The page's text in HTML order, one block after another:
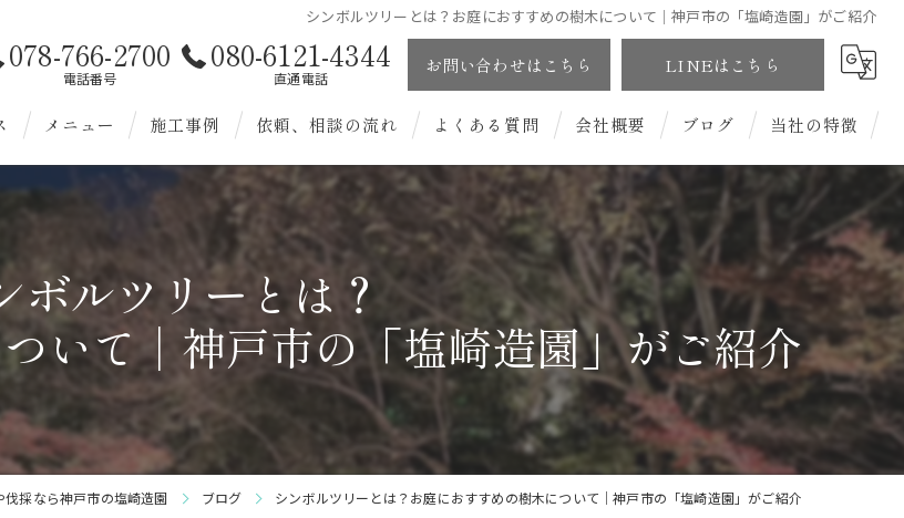
シンボルツリーとは？お庭におすすめの樹木について｜神戸市の「塩崎造園」がご紹介
078-766-2700
電話番号
080-6121-4344
直通電話
お問い合わせはこちら LINEはこちら
メニュー 施工事例 依頼、相談の流れ よくある質問 会社概要 ブログ 当社の特徴
和風庭園
洋風庭園
ボルツリーとは？
いて｜神戸市の「塩崎造園」がご紹介
伐採なら神戸市の塩崎造園 ブログ シンボルツリーとは？お庭におすすめの樹木について｜神戸市の「塩崎造園」がご紹介